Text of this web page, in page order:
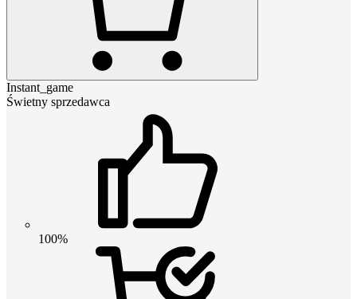
Instant_game
Świetny sprzedawca
100%